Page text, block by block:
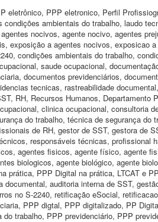
eletrônico, PPP eletronico, Perfil
ambientais do trabalho, laudo
nocivos, agente nocivo, agentes
exposição a agentes nocivos, exposicao
condições ambientais do trabalho,
saude ocupacional,
documentos previdenciários,
tecnicas, rastreabilidade
RH, Recursos Humanos,
clinica ocupacional, consultoria
do trabalho, técnica de segurança
de RH, gestor de SST, gestora de
responsáveis técnicas, profissional
agentes fisicos, agente físico, agente
biologicos, agente biológico, agente
prática, PPP Digital na prática, LTCAT e
documental, auditoria interna de SST,
no S-2240, retificação eSocial,
PPP digtal, PPP digitalizado, PP
do trabalho, PPP previdenciário, PPP